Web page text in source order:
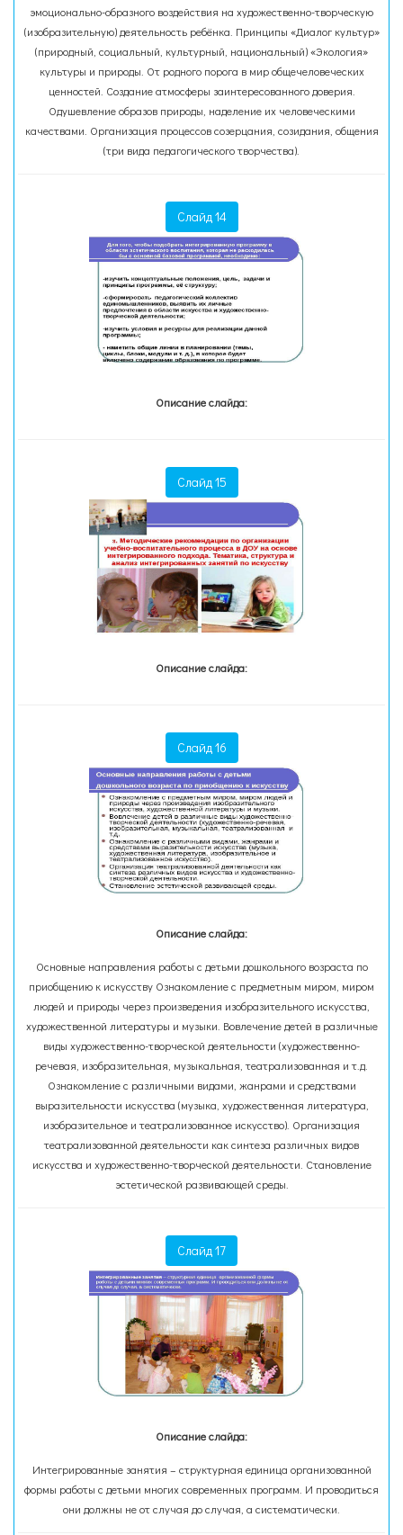
эмоционально-образного воздействия на художественно-творческую
(изобразительную) деятельность ребёнка. Принципы «Диалог культур»
(природный, социальный, культурный, национальный) «Экология»
культуры и природы. От родного порога в мир общечеловеческих
ценностей. Создание атмосферы заинтересованного доверия.
Одушевление образов природы, наделение их человеческими
качествами. Организация процессов созерцания, созидания, общения
(три вида педагогического творчества).
Слайд 14
Описание слайда:
Слайд 15
Описание слайда:
Слайд 16
Описание слайда:
Основные направления работы с детьми дошкольного возраста по
приобщению к искусству Ознакомление с предметным миром, миром
людей и природы через произведения изобразительного искусства,
художественной литературы и музыки. Вовлечение детей в различные
виды художественно-творческой деятельности (художественно-
речевая, изобразительная, музыкальная, театрализованная и т.д.
Ознакомление с различными видами, жанрами и средствами
выразительности искусства (музыка, художественная литература,
изобразительное и театрализованное искусство). Организация
театрализованной деятельности как синтеза различных видов
искусства и художественно-творческой деятельности. Становление
эстетической развивающей среды.
Слайд 17
Описание слайда:
Интегрированные занятия – структурная единица организованной
формы работы с детьми многих современных программ. И проводиться
они должны не от случая до случая, а систематически.